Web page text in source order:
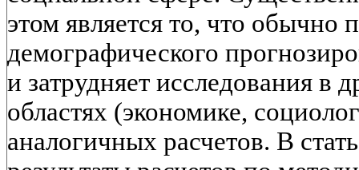
этом является то, что обычно
демографического
и затрудняет исследования в
областях (экономике,
аналогичных расчетов. В